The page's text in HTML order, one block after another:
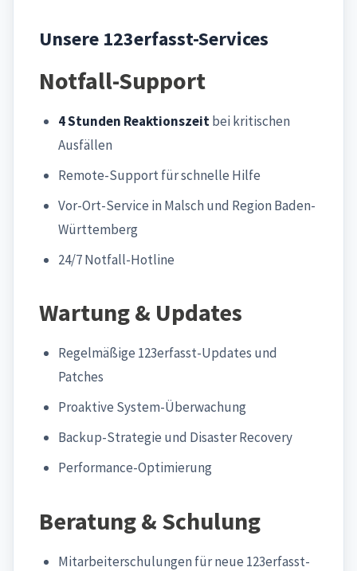
Unsere 123erfasst-Services
Notfall-Support
4 Stunden Reaktionszeitbei kritischen
Ausfällen
Remote-Support für schnelle Hilfe
Vor-Ort-Service in Malsch und Region Baden-
Württemberg
24/7 Notfall-Hotline
Wartung & Updates
Regelmäßige 123erfasst-Updates und
Patches
Proaktive System-Überwachung
Backup-Strategie und Disaster Recovery
Performance-Optimierung
Beratung & Schulung
Mitarbeiterschulungen für neue 123erfasst-